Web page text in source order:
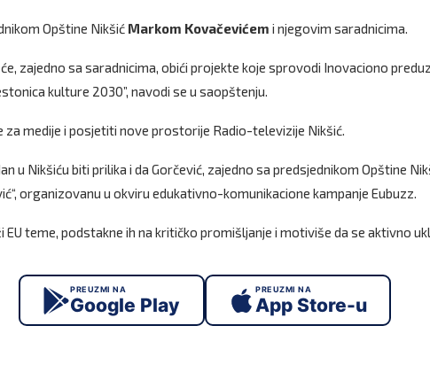
Opštine Nikšić Markom Kovačevićem i njegovim saradnicima.
zajedno sa saradnicima, obići projekte koje sprovodi Inovaciono
kulture 2030”, navodi se u saopštenju.
za medije i posjetiti nove prostorije Radio-televizije Nikšić.
u Nikšiću biti prilika i da Gorčević, zajedno sa predsjednikom Opštine
organizovanu u okviru edukativno-komunikacione kampanje Eubuzz.
EU teme, podstakne ih na kritičko promišljanje i motiviše da se aktivno
PREUZMI NA
Google Play
PREUZMI NA
App Store-u